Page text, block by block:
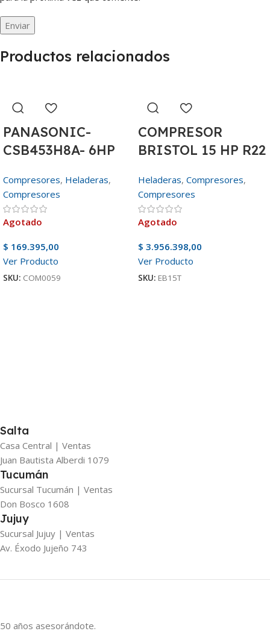
Productos relacionados
PANASONIC-
CSB453H8A- 6HP
Compresores, Heladeras,
Compresores
Agotado
$ 169.395,00
Ver Producto
SKU: COM0059
COMPRESOR
BRISTOL 15 HP R22
H2NG184DPEF
Heladeras, Compresores,
Compresores
Agotado
$ 3.956.398,00
Ver Producto
SKU: EB15T
Salta
Casa Central | Ventas
Juan Bautista Alberdi 1079
Tucumán
Sucursal Tucumán | Ventas
Don Bosco 1608
Jujuy
Sucursal Jujuy | Ventas
Av. Éxodo Jujeño 743
50 años asesorándote.